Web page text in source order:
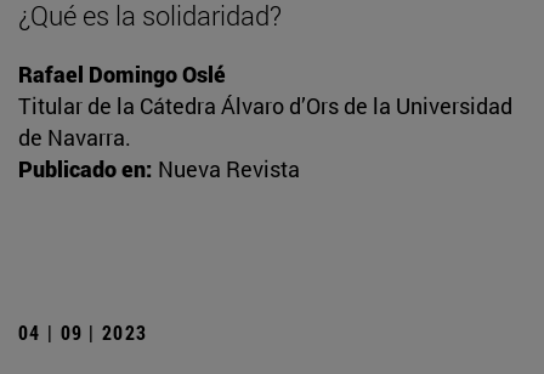
¿Qué es la solidaridad?
Rafael Domingo Oslé
Titular de la Cátedra Álvaro d’Ors de la Universidad
de Navarra.
Publicado en: Nueva Revista
04 | 09 | 2023